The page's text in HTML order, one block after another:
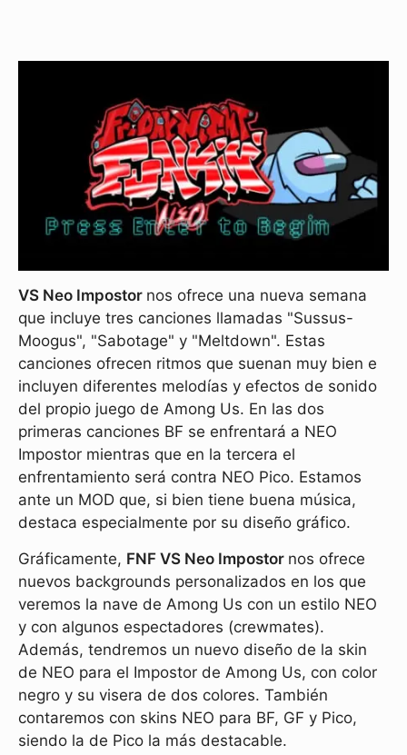
VS Neo Impostor nos ofrece una nueva semana
que incluye tres canciones llamadas "Sussus-
Moogus", "Sabotage" y "Meltdown". Estas
canciones ofrecen ritmos que suenan muy bien e
incluyen diferentes melodías y efectos de sonido
del propio juego de Among Us. En las dos
primeras canciones BF se enfrentará a NEO
Impostor mientras que en la tercera el
enfrentamiento será contra NEO Pico. Estamos
ante un MOD que, si bien tiene buena música,
destaca especialmente por su diseño gráfico.
Gráficamente, FNF VS Neo Impostor nos ofrece
nuevos backgrounds personalizados en los que
veremos la nave de Among Us con un estilo NEO
y con algunos espectadores (crewmates).
Además, tendremos un nuevo diseño de la skin
de NEO para el Impostor de Among Us, con color
negro y su visera de dos colores. También
contaremos con skins NEO para BF, GF y Pico,
siendo la de Pico la más destacable.